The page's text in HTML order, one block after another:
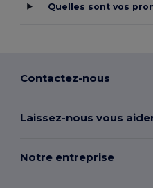
Quelles sont vos
Contactez-nous
Laissez-nous vous
Notre entreprise